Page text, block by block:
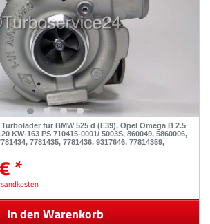
für BMW 525 d (E39), Opel Omega B 2.5
KW-163 PS 710415-0001/ 5003S, 860049, 5860006,
7781435, 7781436, 9317646, 77814359,
*
In den Warenkorb